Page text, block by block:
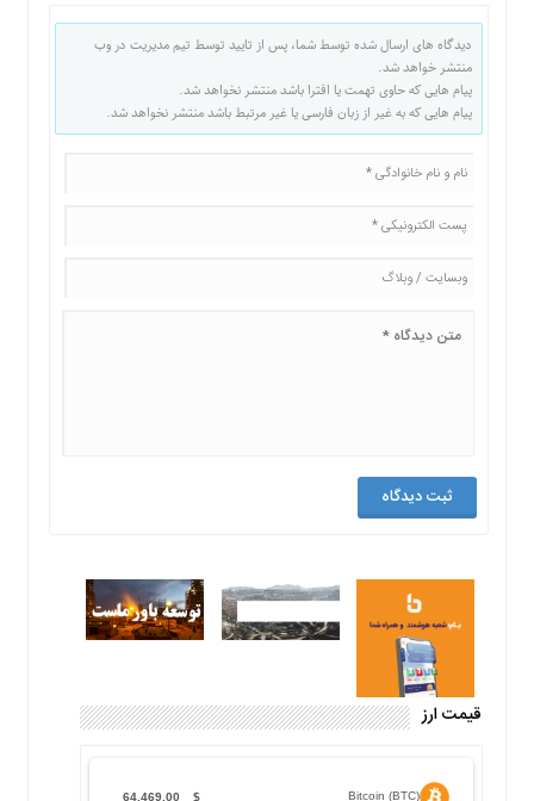
دیدگاه های ارسال شده توسط شما، پس از تایید توسط تیم مدیریت در وب
منتشر خواهد شد.
پیام هایی که حاوی تهمت یا افترا باشد منتشر نخواهد شد.
پیام هایی که به غیر از زبان فارسی یا غیر مرتبط باشد منتشر نخواهد شد.
قیمت ارز
Bitcoin (BTC)
$
64,469.00